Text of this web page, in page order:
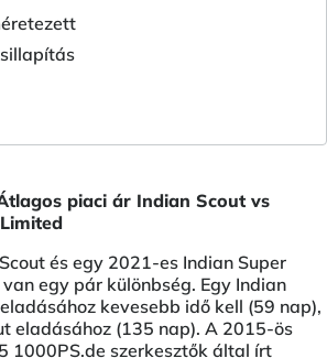
piaci ár Indian Scout vs
és egy 2021-es Indian Super
egy pár különbség. Egy Indian
kevesebb idő kell (59 nap),
eladásához (135 nap). A 2015-ös
1000PS.de szerkesztők által írt